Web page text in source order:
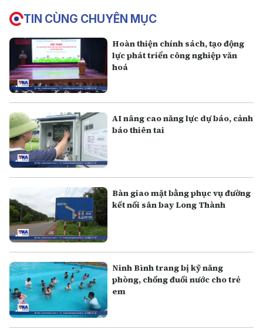
TIN CÙNG CHUYÊN MỤC
Hoàn thiện chính sách, tạo động
lực phát triển công nghiệp văn
hoá
AI nâng cao năng lực dự báo, cảnh
báo thiên tai
Bàn giao mặt bằng phục vụ đường
kết nối sân bay Long Thành
Ninh Bình trang bị kỹ năng
phòng, chống đuối nước cho trẻ
em